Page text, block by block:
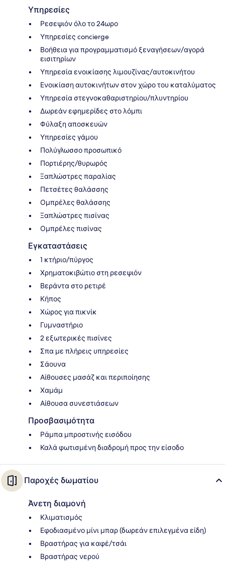
Υπηρεσίες
Ρεσεψιόν όλο το 24ωρο
Υπηρεσίες concierge
Βοήθεια για προγραμματισμό ξεναγήσεων/αγορά
εισιτηρίων
Υπηρεσία ενοικίασης λιμουζίνας/αυτοκινήτου
Ενοικίαση αυτοκινήτων στον χώρο του καταλύματος
Υπηρεσία στεγνοκαθαριστηρίου/πλυντηρίου
Δωρεάν εφημερίδες στο λόμπι
Φύλαξη αποσκευών
Υπηρεσίες γάμου
Πολύγλωσσο προσωπικό
Πορτιέρης/θυρωρός
Ξαπλώστρες παραλίας
Πετσέτες θαλάσσης
Ομπρέλες θαλάσσης
Ξαπλώστρες πισίνας
Ομπρέλες πισίνας
Εγκαταστάσεις
1 κτήριο/πύργος
Χρηματοκιβώτιο στη ρεσεψιόν
Βεράντα στο ρετιρέ
Κήπος
Χώρος για πικνίκ
Γυμναστήριο
2 εξωτερικές πισίνες
Σπα με πλήρεις υπηρεσίες
Σάουνα
Αίθουσες μασάζ και περιποίησης
Χαμάμ
Αίθουσα συνεστιάσεων
Προσβασιμότητα
Ράμπα μπροστινής εισόδου
Καλά φωτισμένη διαδρομή προς την είσοδο
Παροχές δωματίου
Άνετη διαμονή
Κλιματισμός
Εφοδιασμένο μίνι μπαρ (δωρεάν επιλεγμένα είδη)
Βραστήρας για καφέ/τσάι
Βραστήρας νερού